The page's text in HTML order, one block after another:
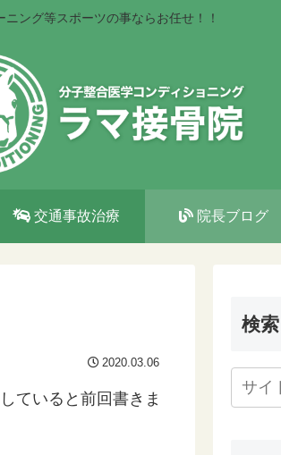
ング等スポーツの事ならお任せ！！
交通事故治療 院長ブログ
2020.03.06
ていると前回書きま
検索